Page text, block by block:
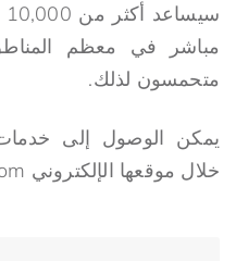
مباشر في معظم
متحمسون لذلك.
خلال موقعها الإلكتروني www.musangalistics.com